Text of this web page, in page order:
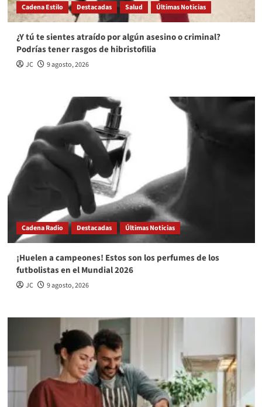
Cadena Estilo Destacadas Salud Últimas Noticias
¿Y tú te sientes atraído por algún asesino o criminal?
Podrías tener rasgos de hibristofilia
JC 9 agosto, 2026
Cadena Radio Destacadas Últimas Noticias
¡Huelen a campeones! Estos son los perfumes de los
futbolistas en el Mundial 2026
JC 9 agosto, 2026